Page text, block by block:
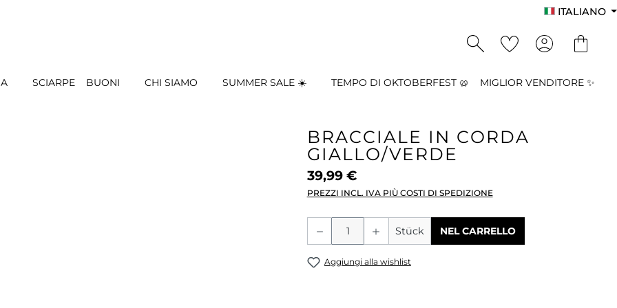
ITALIANO
SCIARPE BUONI CHI SIAMO SUMMER SALE ☀️ TEMPO DI OKTOBERFEST 🥨 MIGLIOR VENDITORE ✨
BRACCIALE IN CORDA
GIALLO/VERDE
39,99 €
PREZZI INCL. IVA PIÙ COSTI DI SPEDIZIONE
Quantità del prodotto: inserisci la
Stück NEL CARRELLO
Aggiungi alla wishlist